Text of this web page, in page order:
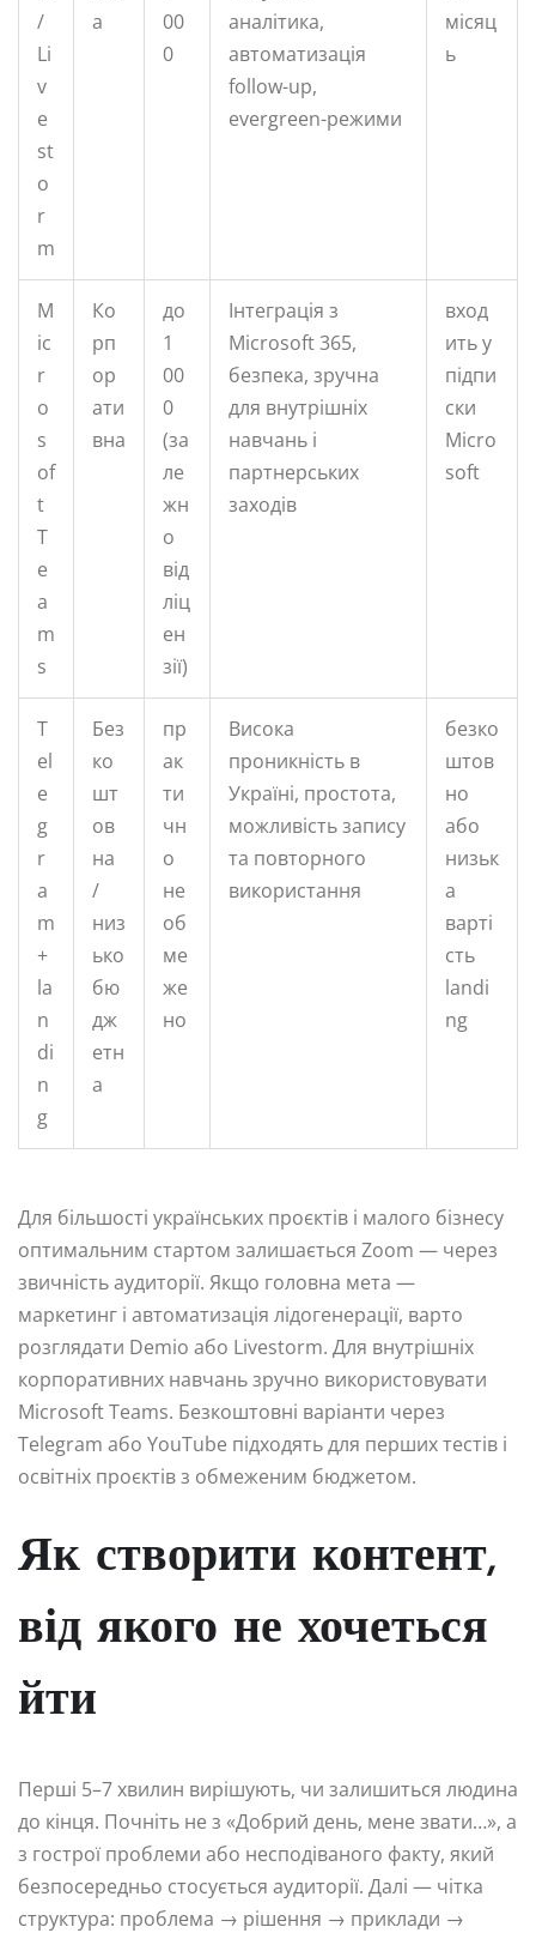
/
Li
v
e
st
o
r
m
а
00
0
аналітика,
автоматизація
follow-up,
evergreen-режими
місяц
ь
M
ic
r
o
s
of
t
T
e
a
m
s
Ко
рп
ор
ати
вна
до
1
00
0
(за
ле
жн
о
від
ліц
ен
зії)
Інтеграція з
Microsoft 365,
безпека, зручна
для внутрішніх
навчань і
партнерських
заходів
вход
ить у
підпи
ски
Micro
soft
T
el
e
g
r
a
m
+
la
n
di
n
g
Без
ко
шт
ов
на
/
низ
ько
бю
дж
етн
а
пр
ак
ти
чн
о
не
об
ме
же
но
Висока
проникність в
Україні, простота,
можливість запису
та повторного
використання
безко
штов
но
або
низьк
а
варті
сть
landi
ng
Для більшості українських проєктів і малого бізнесу
оптимальним стартом залишається Zoom — через
звичність аудиторії. Якщо головна мета —
маркетинг і автоматизація лідогенерації, варто
розглядати Demio або Livestorm. Для внутрішніх
корпоративних навчань зручно використовувати
Microsoft Teams. Безкоштовні варіанти через
Telegram або YouTube підходять для перших тестів і
освітніх проєктів з обмеженим бюджетом.
Як створити контент,
від якого не хочеться
йти
Перші 5–7 хвилин вирішують, чи залишиться людина
до кінця. Почніть не з «Добрий день, мене звати…», а
з гострої проблеми або несподіваного факту, який
безпосередньо стосується аудиторії. Далі — чітка
структура: проблема → рішення → приклади →